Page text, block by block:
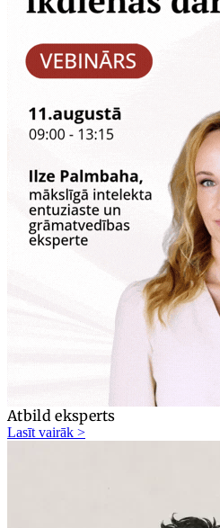
Atbild eksperts
Lasīt vairāk >